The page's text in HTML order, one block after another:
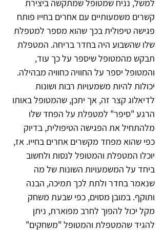
למשל, נניח שמטופל שמתקשה ביצירת
קשרים משמעותיים עם אחרים בחייו פותח
פגישה טיפולית בכך שהוא מספר למטפלת
שלו שהשבוע היה בחדר בריחה. המטפלת
תבקש מהמטופל שיספר על כך עוד,
והמטופל יספר על החוויה כחוויה מבהילה.
יכולות להיות משמעויות רבות ושונות
לדיאלוג קצר זה, אך יתכן, שהמטופל באותו
הרגע "סיפר" למטפלת על הפחד שלו
מלהתחיל את הפגישה הטיפולית, בדיוק
כפי שהוא מפחד מקשרים אחרים בחייו. אז,
יוכלו המטפלת והמטופל לנסות ולחשוב
ביחד על המשמעויות השונות של מה
שנאמר בחדר ולתת לכך תמיכה, הבנה
ותוקף. במובן מסוים, כפי שבעת משחק
מקל יכול להפוך לחרב מפוארת, ניתן
להגיד שהמטפלת והמטופל "משחקים"